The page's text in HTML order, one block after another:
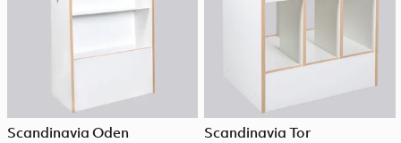
Scandinavia Oden Scandinavia Tor